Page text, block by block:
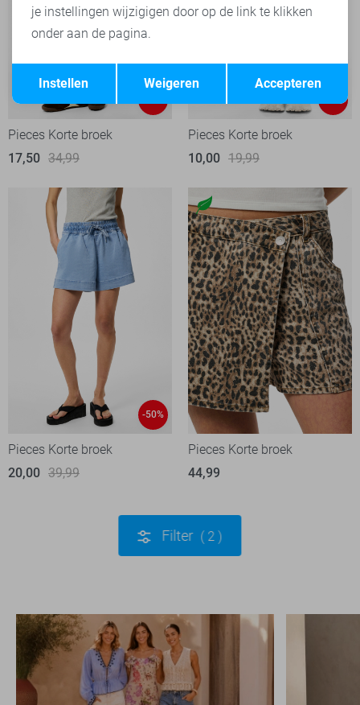
Pieces Korte broek
17,50 34,99
-50%
Pieces Korte broek
10,00 19,99
-50%
Pieces Korte broek
20,00 39,99
Pieces Korte broek
44,99
Filter 2
Terug Opslaan
je instellingen wijzigigen door op de link te klikken
onder aan de pagina.
Accepteren
Weigeren
Instellen